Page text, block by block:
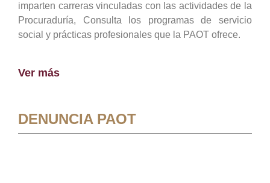
imparten carreras vinculadas con las actividades de la
Procuraduría, Consulta los programas de servicio
social y prácticas profesionales que la PAOT ofrece.
Ver más
DENUNCIA PAOT